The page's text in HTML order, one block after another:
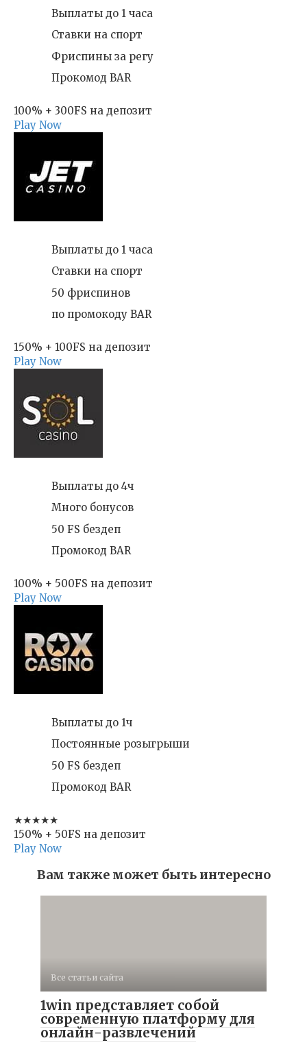
Выплаты до 1 часа
Ставки на спорт
Фриспины за регу
Прокомод BAR
100% + 300FS на депозит
Play Now
Выплаты до 1 часа
Ставки на спорт
50 фриспинов
по промокоду BAR
150% + 100FS на депозит
Play Now
Выплаты до 4ч
Много бонусов
50 FS бездеп
Промокод BAR
100% + 500FS на депозит
Play Now
Выплаты до 1ч
Постоянные розыгрыши
50 FS бездеп
Промокод BAR
★★★★★
150% + 50FS на депозит
Play Now
Вам также может быть интересно
Все статьи сайта
1win представляет собой
современную платформу для
онлайн-развлечений